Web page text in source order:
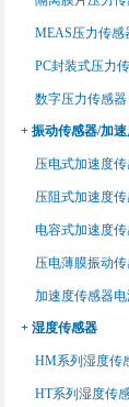
MEAS压力传感
PC封装式压力
数字压力传感器
+ 振动传感器/加
压电式加速度
压阻式加速度
电容式加速度
压电薄膜振动
加速度传感器
+ 湿度传感器
HM系列湿度传
HT系列湿度传